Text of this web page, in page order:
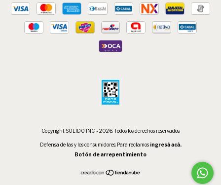
Copyright SOLIDO INC. - 2026. Todos los derechos reservados.
Defensa de las y los consumidores. Para reclamos ingresá acá.
Botón de arrepentimiento